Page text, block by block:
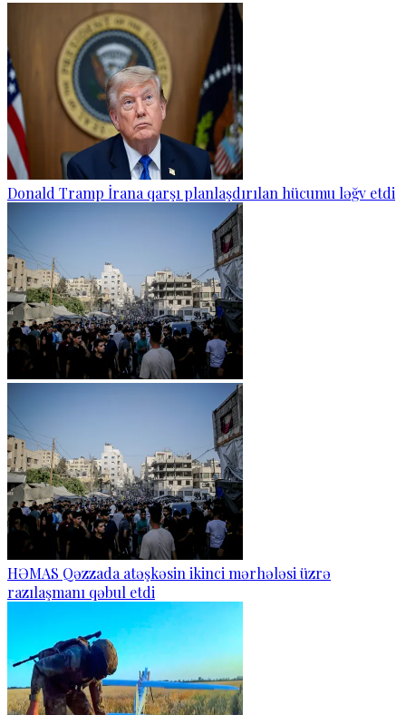
Donald Tramp İrana qarşı planlaşdırılan hücumu ləğv etdi
HƏMAS Qəzzada atəşkəsin ikinci mərhələsi üzrə
razılaşmanı qəbul etdi